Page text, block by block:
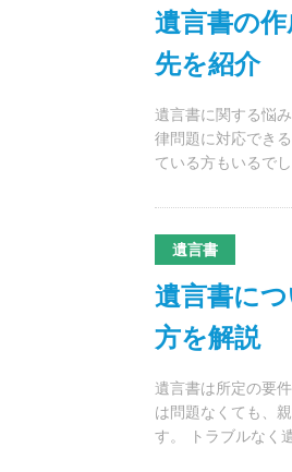
遺言書の
先を紹介
遺言書に関する悩
律問題に対応でき
ている方もいるで
遺言書
遺言書に
方を解説
遺言書は所定の要
は問題なくても、
す。 トラブルなく